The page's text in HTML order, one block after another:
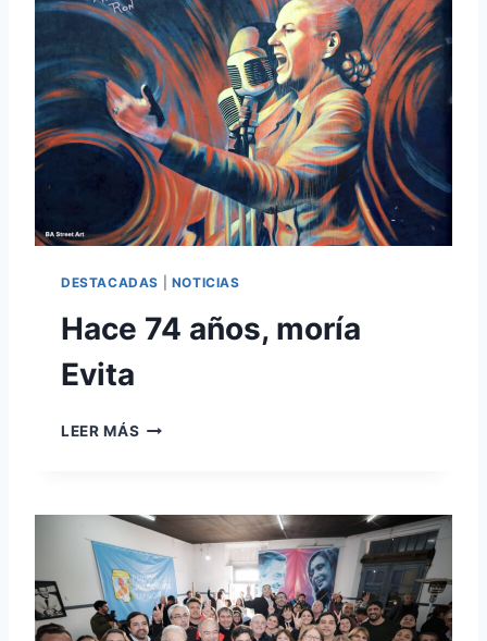
DESTACADAS NOTICIAS
Hace 74 años, moría
Evita
LEER MÁS
7
A
Ñ
O
S